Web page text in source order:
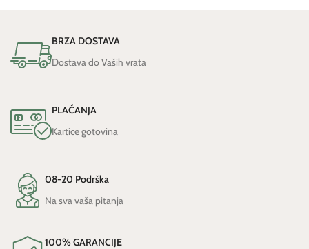
BRZA DOSTAVA
Dostava do Vaših vrata
PLAĆANJA
Kartice gotovina
08-20 Podrška
Na sva vaša pitanja
100% GARANCIJE